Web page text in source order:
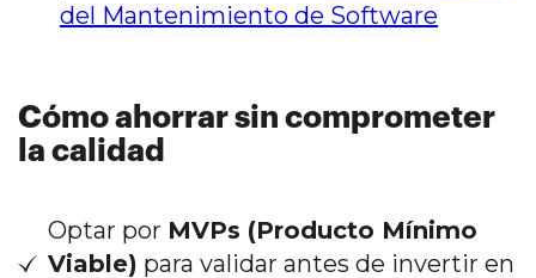
del Mantenimiento de Software
Cómo ahorrar sin comprometer
la calidad
Optar por MVPs (Producto Mínimo
Viable) para validar antes de invertir en